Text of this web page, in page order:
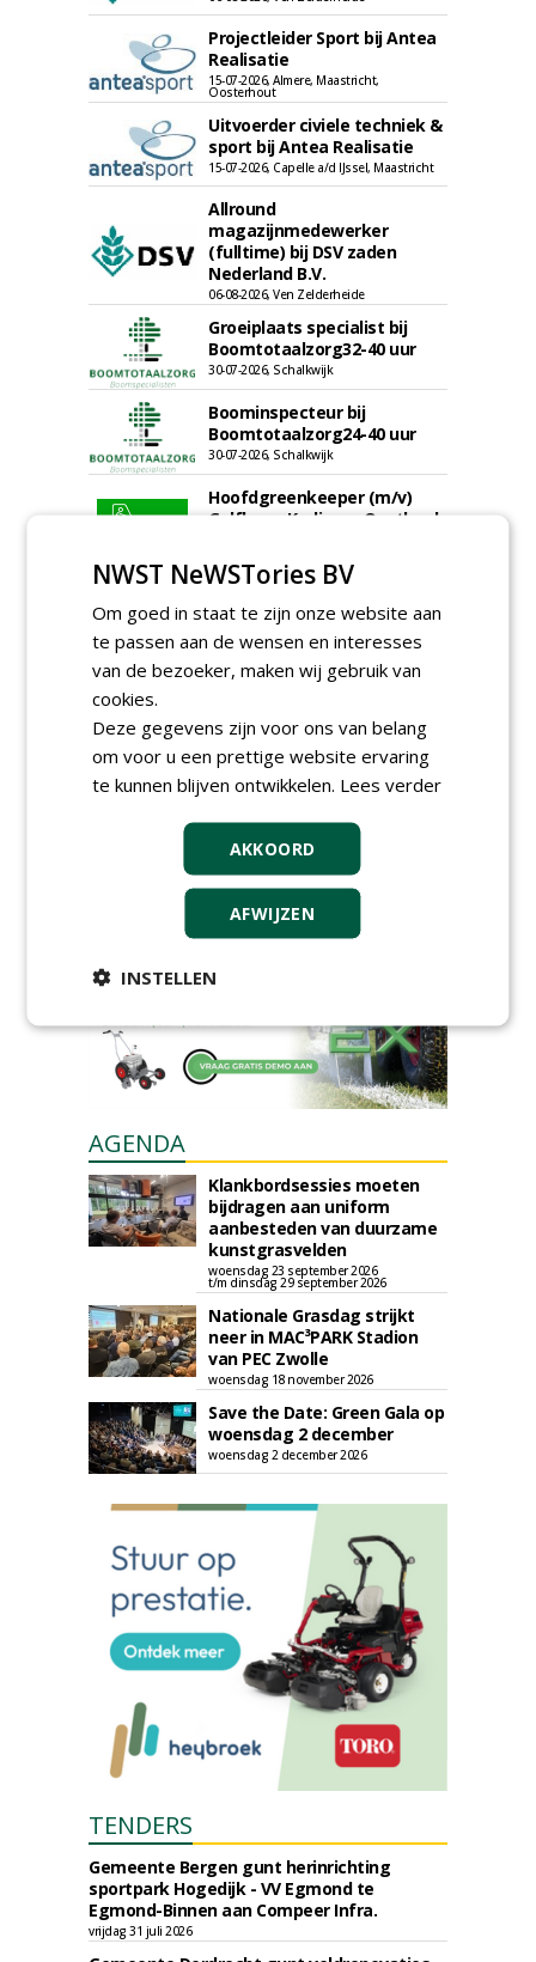
Projectleider Sport bij Antea
Realisatie
15-07-2026, Almere, Maastricht,
Oosterhout
Uitvoerder civiele techniek &
sport bij Antea Realisatie
15-07-2026, Capelle a/d IJssel, Maastricht
Allround
magazijnmedewerker
(fulltime) bij DSV zaden
Nederland B.V.
06-08-2026, Ven Zelderheide
Groeiplaats specialist bij
Boomtotaalzorg32-40 uur
30-07-2026, Schalkwijk
Boominspecteur bij
Boomtotaalzorg24-40 uur
30-07-2026, Schalkwijk
Hoofdgreenkeeper (m/v)
Golfbaan KralingenOosthoek
30-07-2026
meer Groene Banen
GREEN OUTLET
Iedereen kan gratis kleine advertenties
plaatsen via zijn eigen account.
Plaats een gratis advertentie
AGENDA
Klankbordsessies moeten
bijdragen aan uniform
aanbesteden van duurzame
kunstgrasvelden
woensdag 23 september 2026
t/m dinsdag 29 september 2026
Nationale Grasdag strijkt
neer in MAC³PARK Stadion
van PEC Zwolle
woensdag 18 november 2026
Save the Date: Green Gala op
woensdag 2 december
woensdag 2 december 2026
TENDERS
Gemeente Bergen gunt herinrichting
sportpark Hogedijk - VV Egmond te
Egmond-Binnen aan Compeer Infra.
vrijdag 31 juli 2026
NWST NeWSTories BV
Om goed in staat te zijn onze website aan
te passen aan de wensen en interesses
van de bezoeker, maken wij gebruik van
cookies.
Deze gegevens zijn voor ons van belang
om voor u een prettige website ervaring
te kunnen blijven ontwikkelen. Lees verder
AKKOORD
AFWIJZEN
INSTELLEN